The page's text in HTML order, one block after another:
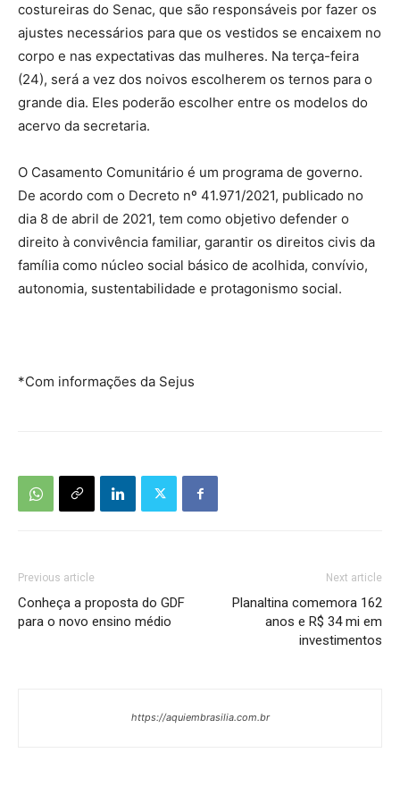
costureiras do Senac, que são responsáveis por fazer os
ajustes necessários para que os vestidos se encaixem no
corpo e nas expectativas das mulheres. Na terça-feira
(24), será a vez dos noivos escolherem os ternos para o
grande dia. Eles poderão escolher entre os modelos do
acervo da secretaria.
O Casamento Comunitário é um programa de governo.
De acordo com o Decreto nº 41.971/2021, publicado no
dia 8 de abril de 2021, tem como objetivo defender o
direito à convivência familiar, garantir os direitos civis da
família como núcleo social básico de acolhida, convívio,
autonomia, sustentabilidade e protagonismo social.
*Com informações da Sejus
Previous article
Conheça a proposta do GDF
para o novo ensino médio
Next article
Planaltina comemora 162
anos e R$ 34 mi em
investimentos
https://aquiembrasilia.com.br